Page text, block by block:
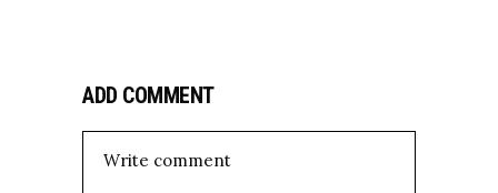
ADD COMMENT